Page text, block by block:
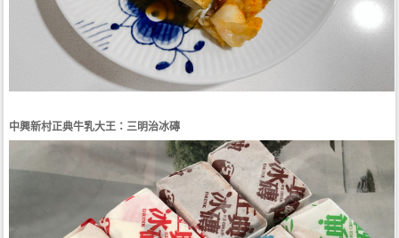
中興新村正典牛乳大王：三明治冰磚